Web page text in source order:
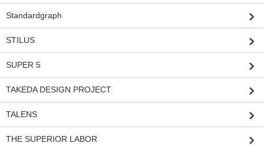
Standardgraph
STILUS
SUPER 5
TAKEDA DESIGN PROJECT
TALENS
THE SUPERIOR LABOR